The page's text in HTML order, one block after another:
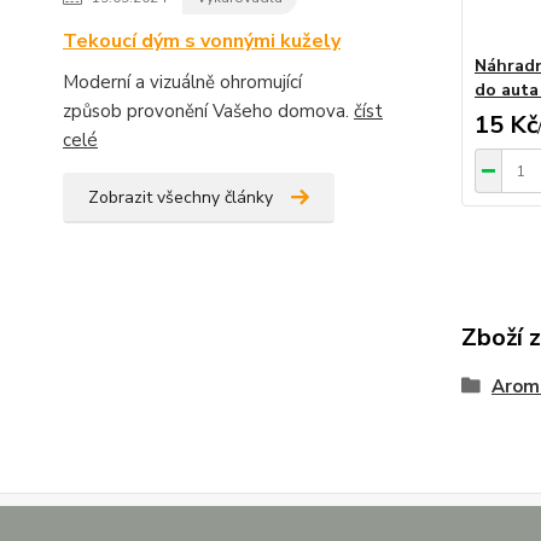
Tekoucí dým s vonnými kužely
Moderní a vizuálně ohromující
způsob provonění Vašeho domova. číst
celé
Zobrazit všechny články
do
15 Kč/
Zboží